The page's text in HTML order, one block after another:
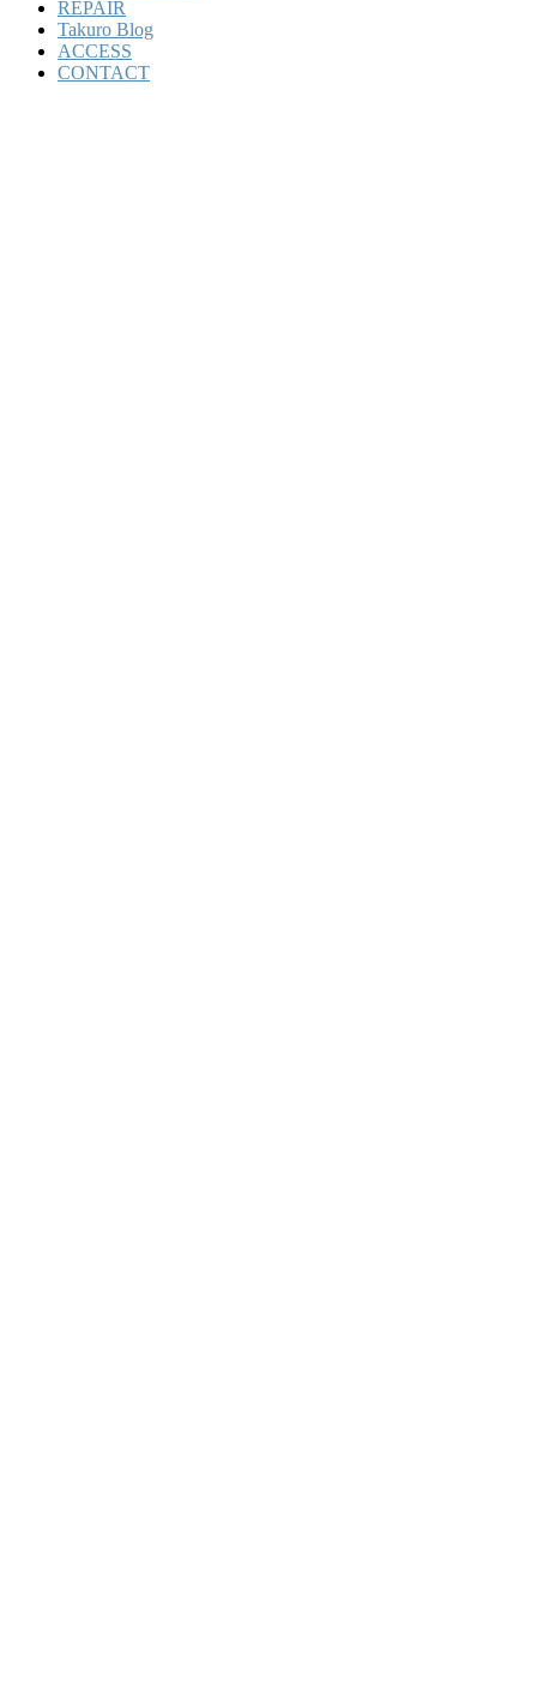
REPAIR
Takuro Blog
ACCESS
CONTACT